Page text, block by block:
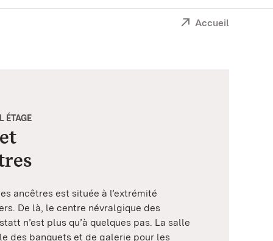
Accueil
ÉTAGE
ancêtres est située à l’extrémité
De là, le centre névralgique des
n’est plus qu’à quelques pas. La salle
des banquets et de galerie pour les